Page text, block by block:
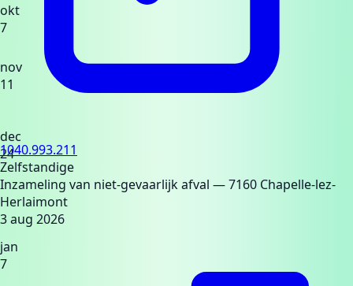
okt
7
nov
11
dec
24
jan
7
1040.993.211
Zelfstandige
Inzameling van niet-gevaarlijk afval — 7160 Chapelle-lez-
Herlaimont
3 aug 2026